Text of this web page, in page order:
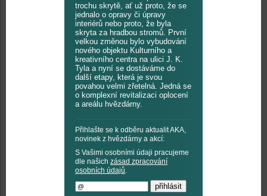
trochu skrytě, ať už proto, že se
jednalo o opravy či úpravy
interiérů nebo proto, že byla
skryta za hradbou stromů. První
velkou změnou bylo vybudování
nového objektu Kulturního a
kreativního centra na ulici J. K.
Tyla a nyní se dostáváme do
další etapy, která je svou
povahou velmi zřetelná. Jedná se
o komplexní revitalizaci oplocení
a areálu hvězdárny.
Přihlašte se k odběru aktualit AKA,
novinek z hvězdárny a akcí:
S Vašimi osobními údaji pracujeme
dle našich zásad zpracování
osobních údajů.